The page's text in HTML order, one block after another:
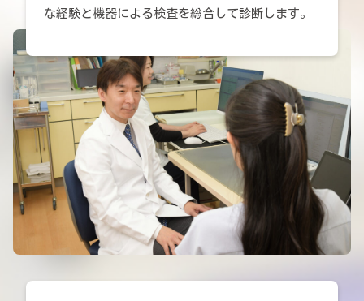
な経験と機器による検査を総合して診断します。